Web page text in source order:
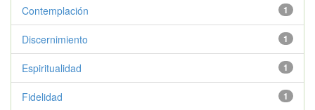
1
Contemplación
1
Discernimiento
1
Espiritualidad
1
Fidelidad